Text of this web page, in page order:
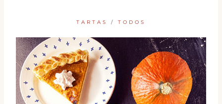
TARTAS / TODOS